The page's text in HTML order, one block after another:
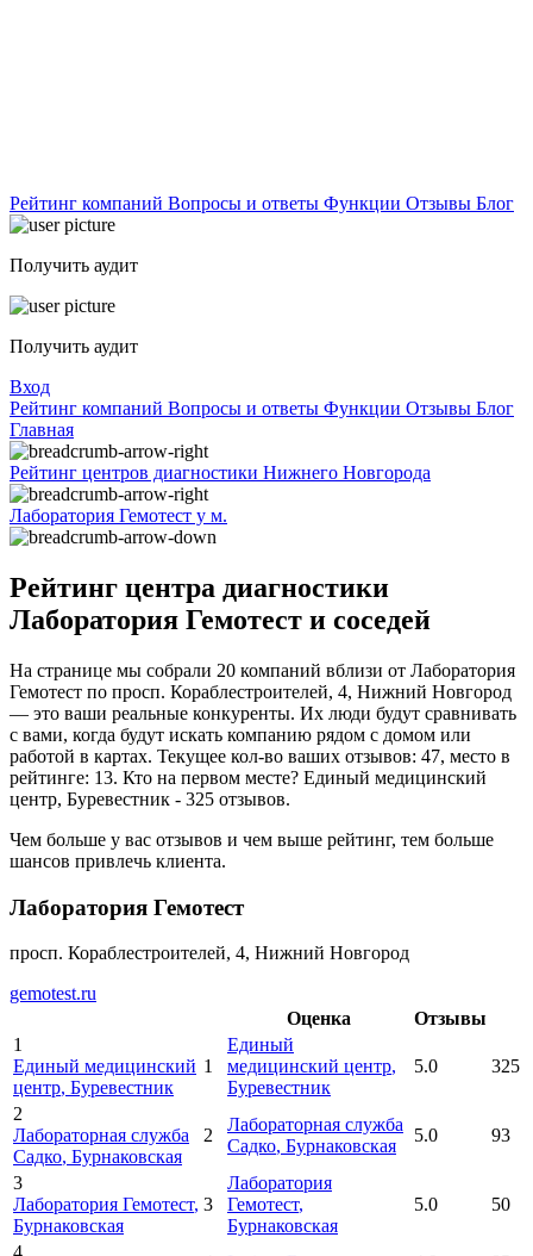
Рейтинг компаний Вопросы и ответы Функции Отзывы Блог
Получить аудит
Получить аудит
Вход
Рейтинг компаний Вопросы и ответы Функции Отзывы Блог
Главная
Рейтинг центров диагностики Нижнего Новгорода
Лаборатория Гемотест у м.
Рейтинг центра диагностики
Лаборатория Гемотест и соседей
На странице мы собрали 20 компаний вблизи от Лаборатория
Гемотест по просп. Кораблестроителей, 4, Нижний Новгород
— это ваши реальные конкуренты. Их люди будут сравнивать
с вами, когда будут искать компанию рядом с домом или
работой в картах. Текущее кол-во ваших отзывов: 47, место в
рейтинге: 13. Кто на первом месте? Единый медицинский
центр, Буревестник - 325 отзывов.
Чем больше у вас отзывов и чем выше рейтинг, тем больше
шансов привлечь клиента.
Лаборатория Гемотест
просп. Кораблестроителей, 4, Нижний Новгород
gemotest.ru
Оценка
Отзывы
1
Единый медицинский
центр, Буревестник
1
Единый
медицинский центр,
Буревестник
5.0 325
2
Лабораторная служба
Садко, Бурнаковская
2
Лабораторная служба
Садко, Бурнаковская
5.0 93
3
Лаборатория Гемотест,
Бурнаковская
3
Лаборатория
Гемотест,
Бурнаковская
5.0 50